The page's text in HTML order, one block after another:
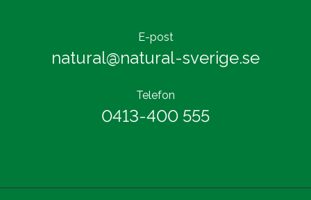
E-post
natural@natural-sverige.se
Telefon
0413-400 555